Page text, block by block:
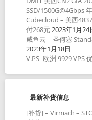
SSD/1500G@4Gbps
Cubecloud – 美西
付268元2023年1月24
咸鱼云 – 圣何塞
2023年1月18日
V.PS -欧洲 9929 VPS
最新补货信息
[补货] – Virmach –